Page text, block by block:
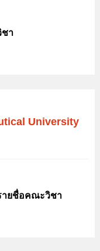
ชา
University
ายชื่อคณะวิชา